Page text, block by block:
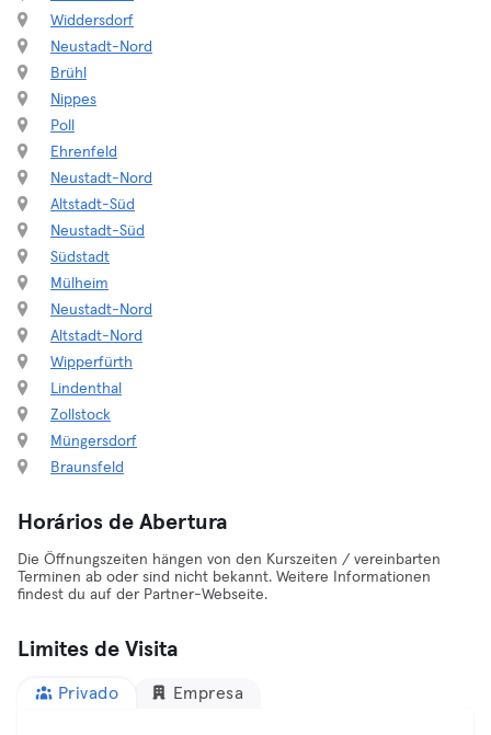
Widdersdorf
Neustadt-Nord
Brühl
Nippes
Poll
Ehrenfeld
Neustadt-Nord
Altstadt-Süd
Neustadt-Süd
Südstadt
Mülheim
Neustadt-Nord
Altstadt-Nord
Wipperfürth
Lindenthal
Zollstock
Müngersdorf
Braunsfeld
Horários de Abertura
Die Öffnungszeiten hängen von den Kurszeiten / vereinbarten
Terminen ab oder sind nicht bekannt. Weitere Informationen
findest du auf der Partner-Webseite.
Limites de Visita
Privado Empresa